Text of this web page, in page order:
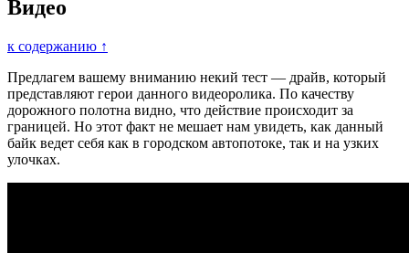
Видео
к содержанию ↑
Предлагем вашему вниманию некий тест — драйв, который
представляют герои данного видеоролика. По качеству
дорожного полотна видно, что действие происходит за
границей. Но этот факт не мешает нам увидеть, как данный
байк ведет себя как в городском автопотоке, так и на узких
улочках.